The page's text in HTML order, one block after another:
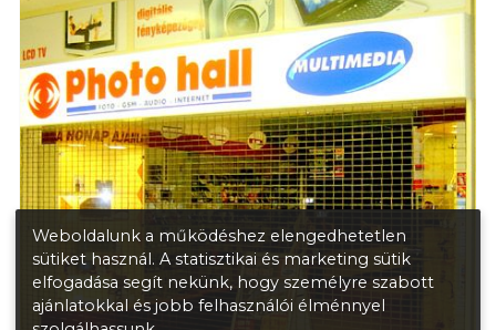
Weboldalunk a működéshez elengedhetetlen
sütiket használ. A statisztikai és marketing sütik
elfogadása segít nekünk, hogy személyre szabott
ajánlatokkal és jobb felhasználói élménnyel